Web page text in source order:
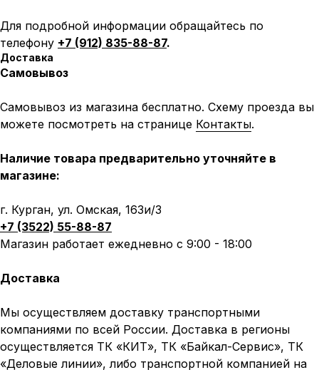
Для подробной информации обращайтесь по
телефону +7 (912) 835-88-87.
Доставка
Самовывоз
Самовывоз из магазина бесплатно. Схему проезда вы
можете посмотреть на странице Контакты.
Наличие товара предварительно уточняйте в
магазине:
г. Курган, ул. Омская, 163и/3
+7 (3522) 55-88-87
Магазин работает ежедневно с 9:00 - 18:00
Доставка
Мы осуществляем доставку транспортными
компаниями по всей России. Доставка в регионы
осуществляется ТК «КИТ», ТК «Байкал-Сервис», ТК
«Деловые линии», либо транспортной компанией на
Написать в MAX Написать в Telegram